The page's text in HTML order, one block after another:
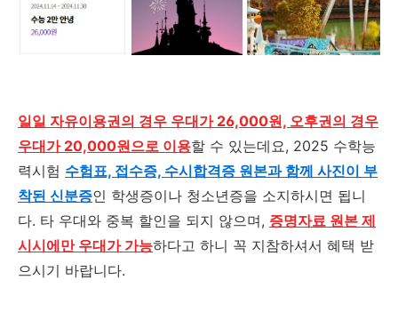
일일 자유이용권의 경우 우대가 26,000원, 오후권의 경우
우대가 20,000원으로 이용할 수 있는데요, 2025 수학능
력시험 수험표, 접수증, 수시합격증 원본과 함께 사진이 부
착된 신분증인 학생증이나 청소년증을 소지하시면 됩니
다. 타 우대와 중복 할인을 되지 않으며, 증명자료 원본 제
시시에만 우대가 가능하다고 하니 꼭 지참하셔서 혜택 받
으시기 바랍니다.